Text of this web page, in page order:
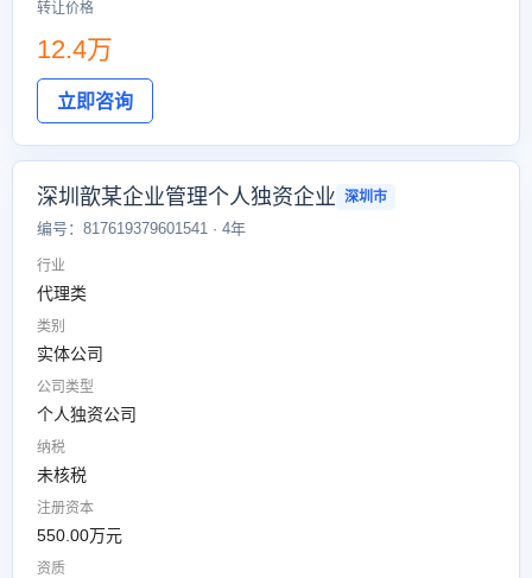
转让价格
12.4万
立即咨询
深圳歆某企业管理个人独资企业 深圳市
编号：817619379601541 · 4年
行业
代理类
类别
实体公司
公司类型
个人独资公司
纳税
未核税
注册资本
550.00万元
资质